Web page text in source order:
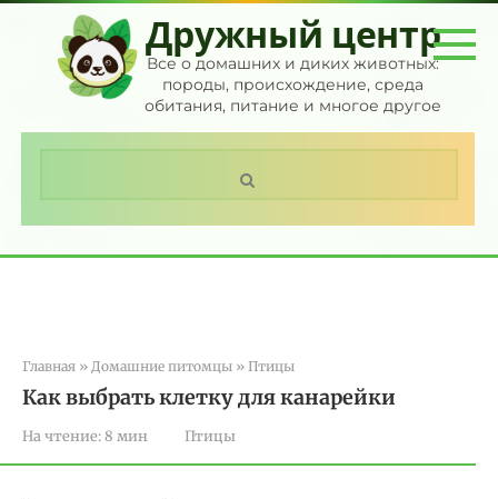
Перейти
контенту
Дружный центр
Все о домашних и диких животных:
породы, происхождение, среда
обитания, питание и многое другое
Главная » Домашние питомцы » Птицы
Как выбрать клетку для канарейки
На чтение:8 мин Птицы